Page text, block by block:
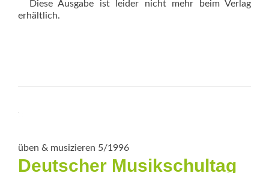
Diese Ausgabe ist leider nicht mehr beim Verlag
erhältlich.
üben & musizieren 5/1996
Deutscher Musikschultag